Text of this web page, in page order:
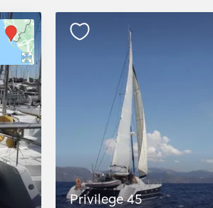
Privilege 45